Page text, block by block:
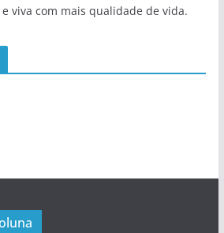
viva com mais qualidade de vida.